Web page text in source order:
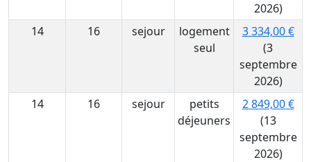
2026)
14
16 sejour
logement
seul
3 334,00 €
(3
septembre
2026)
14
16 sejour
petits
déjeuners
2 849,00 €
(13
septembre
2026)